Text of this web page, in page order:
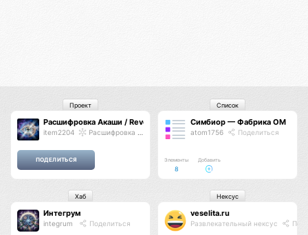
Расшифровка Акаши / Revelation of Akasha
item2204 Расшифровка Акаши
Проект
Симбиор — Фабрика ОМ
atom1756 Поделиться
Элементы
8
Добавить
Список
Интегрум
integrum Поделиться
Хаб
veselita.ru
Развлекательный нексус
Нексус